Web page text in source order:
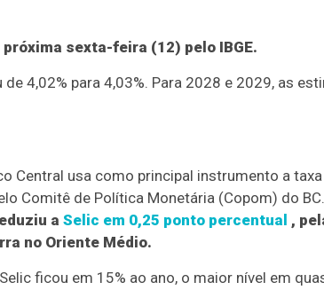
sexta-feira (12) pelo IBGE.
4,02% para 4,03%. Para 2028 e 2029, as
Central usa como principal instrumento a
Comitê de Política Monetária (Copom) do BC.
a Selic em 0,25 ponto percentual ,
no Oriente Médio.
ficou em 15% ao ano, o maior nível em